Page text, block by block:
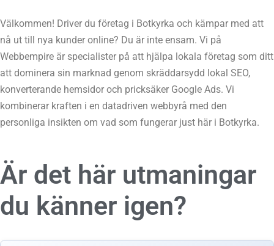
Välkommen! Driver du företag i Botkyrka och kämpar med att
nå ut till nya kunder online? Du är inte ensam. Vi på
Webbempire är specialister på att hjälpa lokala företag som ditt
att dominera sin marknad genom skräddarsydd lokal SEO,
konverterande hemsidor och pricksäker Google Ads. Vi
kombinerar kraften i en datadriven webbyrå med den
personliga insikten om vad som fungerar just här i Botkyrka.
Är det här utmaningar
du känner igen?